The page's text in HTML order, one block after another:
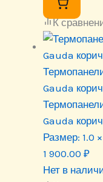
К
Gauda
Gauda
Размер: 1.0
1 900.00 ₽
Нет в